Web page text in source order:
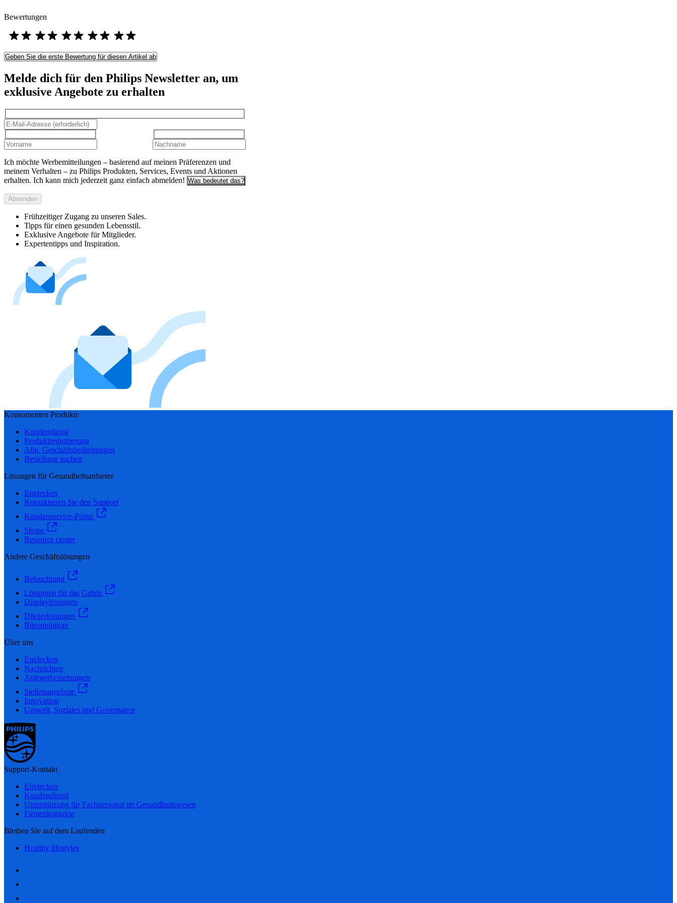
Bewertungen
Geben Sie die erste Bewertung für diesen Artikel ab
Melde dich für den Philips Newsletter an, um
exklusive Angebote zu erhalten
Ich möchte Werbemitteilungen – basierend auf meinen Präferenzen und
meinem Verhalten – zu Philips Produkten, Services, Events und Aktionen
erhalten. Ich kann mich jederzeit ganz einfach abmelden! Was bedeutet das?
Absenden
Frühzeitiger Zugang zu unseren Sales.
Tipps für einen gesunden Lebensstil.
Exklusive Angebote für Mitglieder.
Expertentipps und Inspiration.
Konsumenten Produkte
Kundendienst
Produktregistrierung
Allg. Geschäftsbedingungen
Bestellung suchen
Lösungen für Gesundheitsanbieter
Entdecken
Kontaktieren Sie den Support
Kundenservice-Portal
Shops
Resource center
Andere Geschäftslösungen
Beleuchtung
Lösungen für das Gehör
Displaylösungen
Diktierlösungen
Büromonitore
Über uns
Entdecken
Nachrichten
Anlegerbeziehungen
Stellenangebote
Innovation
Umwelt, Soziales und Governance
Support-Kontakt
Entdecken
Kundendienst
Unterstützung für Fachpersonal im Gesundheitswesen
Firmenkontakte
Bleiben Sie auf dem Laufenden
Healthy lifestyles